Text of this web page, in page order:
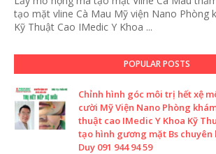
tạo mặt vline Cà Mau Mỹ viện Nano Phòng
Kỹ Thuật Cao IMedic Y Khoa ...
POPULAR POSTS
Chỉnh hình góc môi trị hết xệ
cười Mỹ Viện Nano Phòng
thuật cao IMedic Y Khoa Kỹ
tạo hình gương mặt Bs
Duy 091 944 94 59